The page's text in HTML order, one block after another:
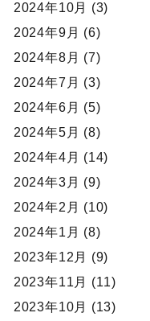
2024年10月 (3)
2024年9月 (6)
2024年8月 (7)
2024年7月 (3)
2024年6月 (5)
2024年5月 (8)
2024年4月 (14)
2024年3月 (9)
2024年2月 (10)
2024年1月 (8)
2023年12月 (9)
2023年11月 (11)
2023年10月 (13)